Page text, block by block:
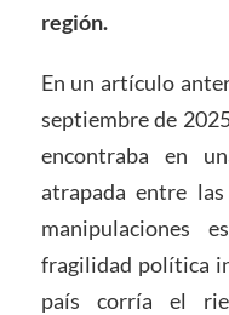
región.
En un artículo
septiembre de
encontraba en
atrapada entre
manipulaciones
fragilidad política
país corría el